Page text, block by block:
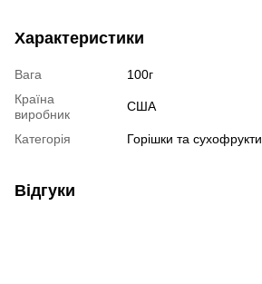
Характеристики
Вага
100г
Країна
виробник
США
Категорія Горішки та сухофрукти
Відгуки